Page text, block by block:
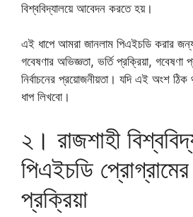
বিশ্ববিদ্যালয়ে আবেদন করতে হয়।
এই ধাপে আমরা জানলাম পিএইচডি করার
গবেষণার অভিজ্ঞতা, ভর্তি প্রক্রিয়া, গবেষণা
নির্বাচনের প্রয়োজনীয়তা। যদি এই অংশ ঠিক
ধাপ লিখবো।
২। রাজশাহী
পিএইচডি
প্রক্রিয়া